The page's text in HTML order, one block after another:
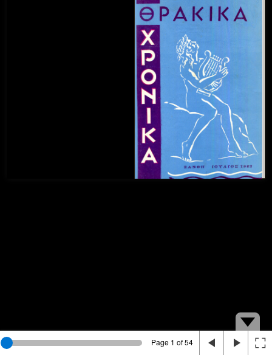
Page 1 of 54